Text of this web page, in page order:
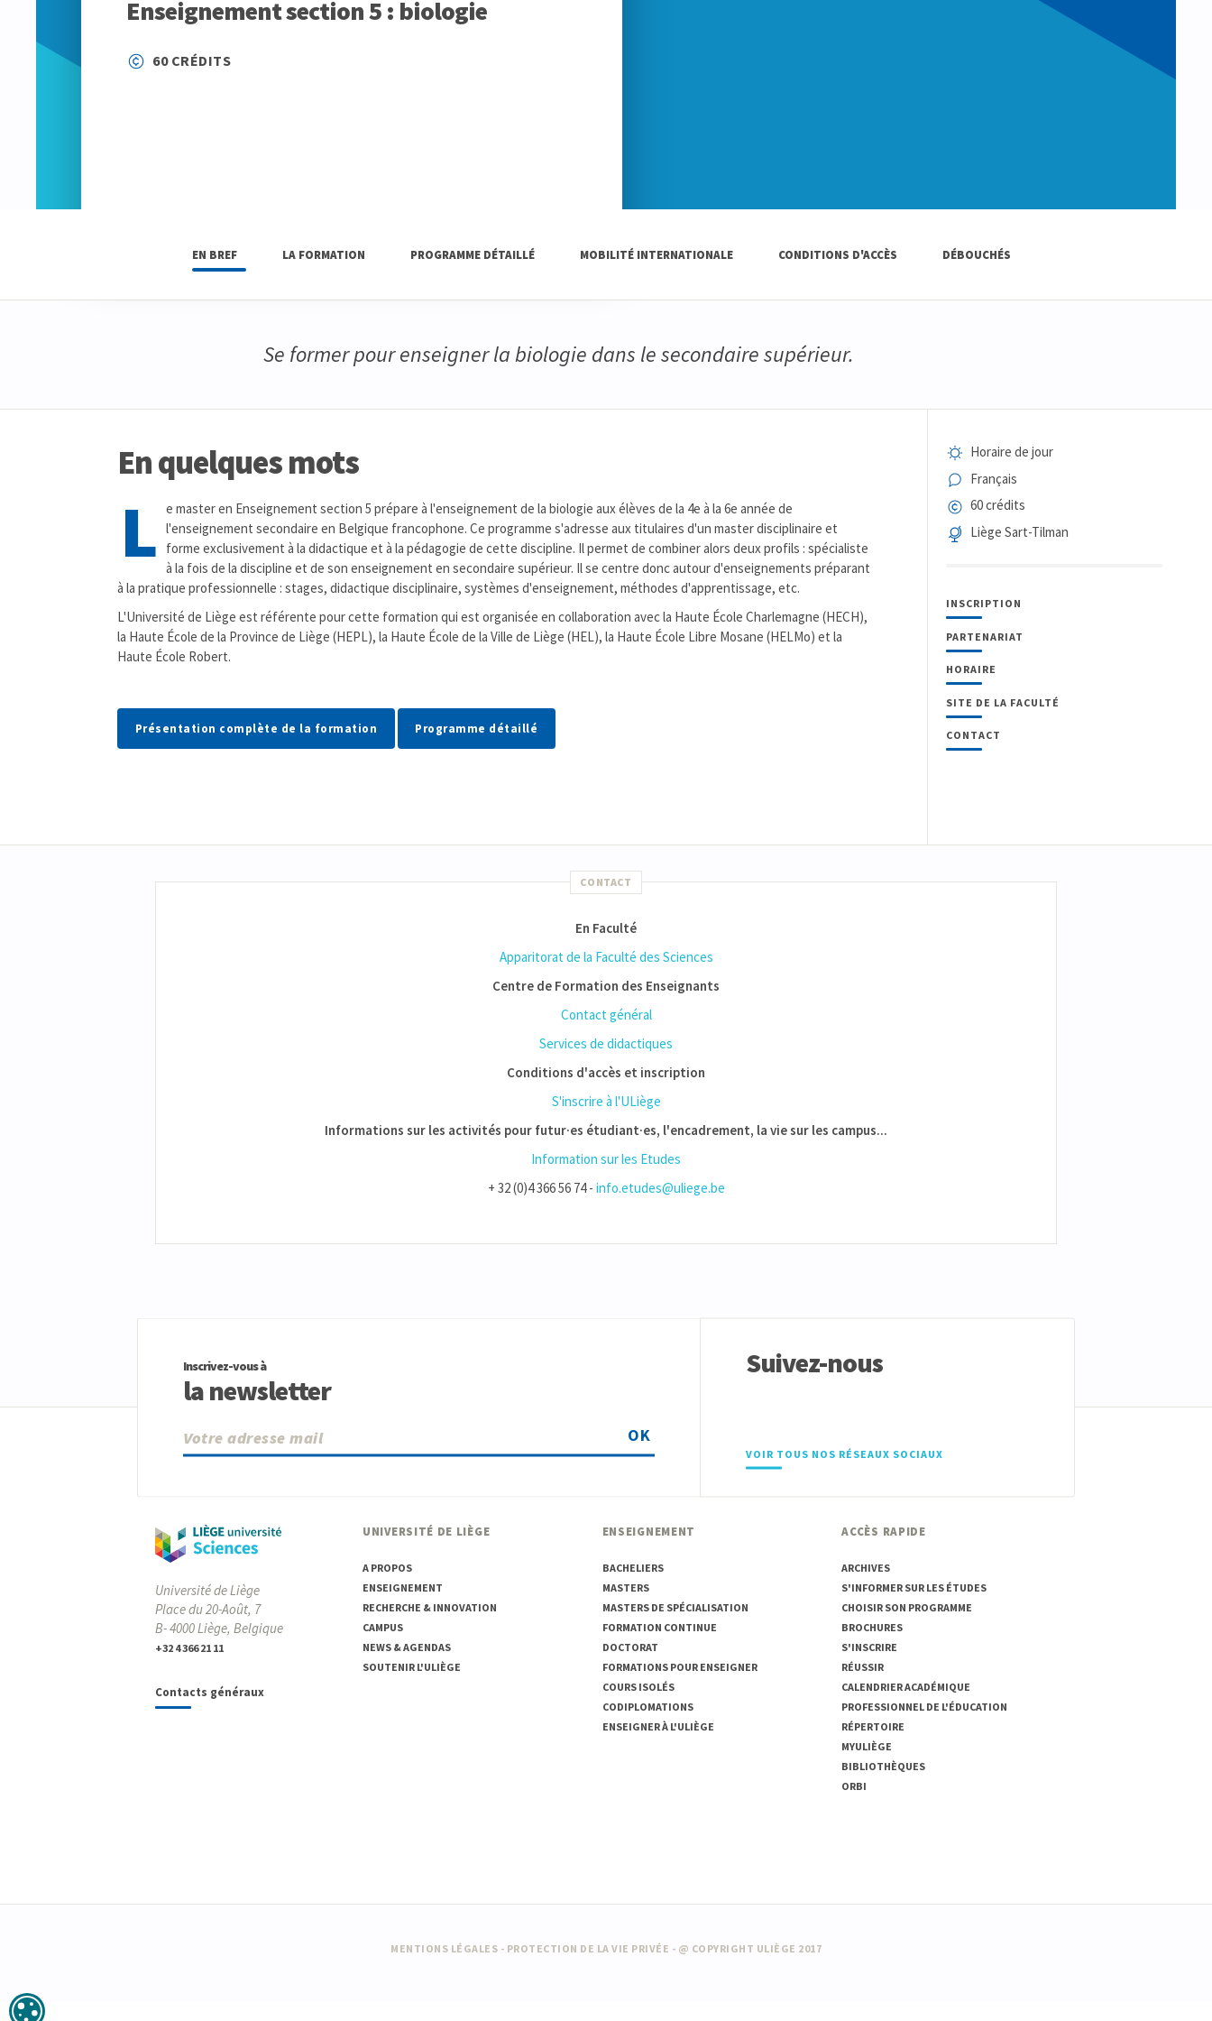
Enseignement section 5 : biologie
60 CRÉDITS
EN BREF LA FORMATION PROGRAMME DÉTAILLÉ MOBILITÉ INTERNATIONALE CONDITIONS D'ACCÈS DÉBOUCHÉS
Se former pour enseigner la biologie dans le secondaire supérieur.
En quelques mots
L e master en Enseignement section 5 prépare à l'enseignement de la biologie aux élèves de la 4e à la 6e année de
l'enseignement secondaire en Belgique francophone. Ce programme s'adresse aux titulaires d'un master disciplinaire et
forme exclusivement à la didactique et à la pédagogie de cette discipline. Il permet de combiner alors deux profils : spécialiste
à la fois de la discipline et de son enseignement en secondaire supérieur. Il se centre donc autour d'enseignements préparant
à la pratique professionnelle : stages, didactique disciplinaire, systèmes d'enseignement, méthodes d'apprentissage, etc.
L'Université de Liège est référente pour cette formation qui est organisée en collaboration avec la Haute École Charlemagne (HECH),
la Haute École de la Province de Liège (HEPL), la Haute École de la Ville de Liège (HEL), la Haute École Libre Mosane (HELMo) et la
Haute École Robert.
Présentation complète de la formation Programme détaillé
Horaire de jour
Français
60 crédits
Liège Sart-Tilman
INSCRIPTION
PARTENARIAT
HORAIRE
SITE DE LA FACULTÉ
CONTACT
CONTACT
En Faculté
Apparitorat de la Faculté des Sciences
Centre de Formation des Enseignants
Contact général
Services de didactiques
Conditions d'accès et inscription
S'inscrire à l'ULiège
Informations sur les activités pour futur·es étudiant·es, l'encadrement, la vie sur les campus...
Information sur les Etudes
+ 32 (0)4 366 56 74 - info.etudes@uliege.be
Inscrivez-vous à
la newsletter
OK
Suivez-nous
VOIR TOUS NOS RÉSEAUX SOCIAUX
Université de Liège
Place du 20-Août, 7
B- 4000 Liège, Belgique
+32 4 366 21 11
Contacts généraux
UNIVERSITÉ DE LIÈGE
A PROPOS
ENSEIGNEMENT
RECHERCHE & INNOVATION
CAMPUS
NEWS & AGENDAS
SOUTENIR L'ULIÈGE
ENSEIGNEMENT
BACHELIERS
MASTERS
MASTERS DE SPÉCIALISATION
FORMATION CONTINUE
DOCTORAT
FORMATIONS POUR ENSEIGNER
COURS ISOLÉS
CODIPLOMATIONS
ENSEIGNER À L'ULIÈGE
ACCÈS RAPIDE
ARCHIVES
S'INFORMER SUR LES ÉTUDES
CHOISIR SON PROGRAMME
BROCHURES
S'INSCRIRE
RÉUSSIR
CALENDRIER ACADÉMIQUE
PROFESSIONNEL DE L'ÉDUCATION
RÉPERTOIRE
MYULIÈGE
BIBLIOTHÈQUES
ORBI
MENTIONS LÉGALES - PROTECTION DE LA VIE PRIVÉE - @ COPYRIGHT ULIÈGE 2017